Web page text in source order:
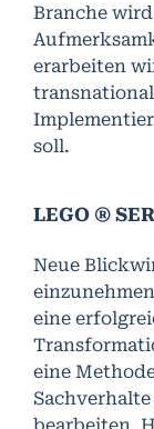
Branche
erarbeiten
soll.
LEGO ®
Neue
eine
eine